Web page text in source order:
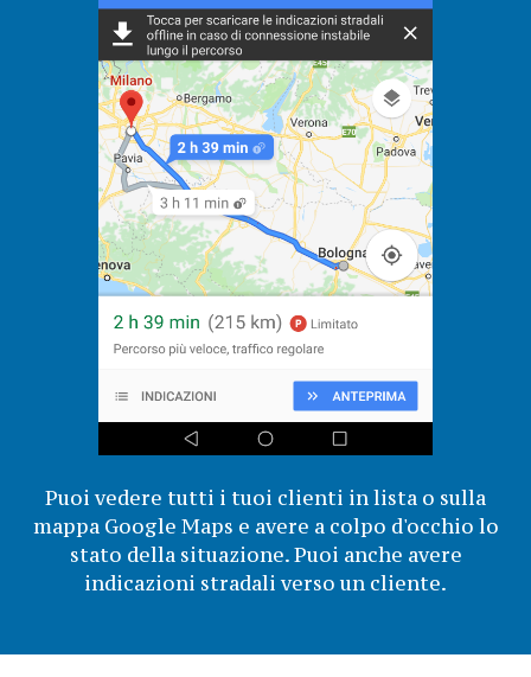
Puoi vedere tutti i tuoi clienti in lista o sulla
mappa Google Maps e avere a colpo d'occhio lo
stato della situazione. Puoi anche avere
indicazioni stradali verso un cliente.